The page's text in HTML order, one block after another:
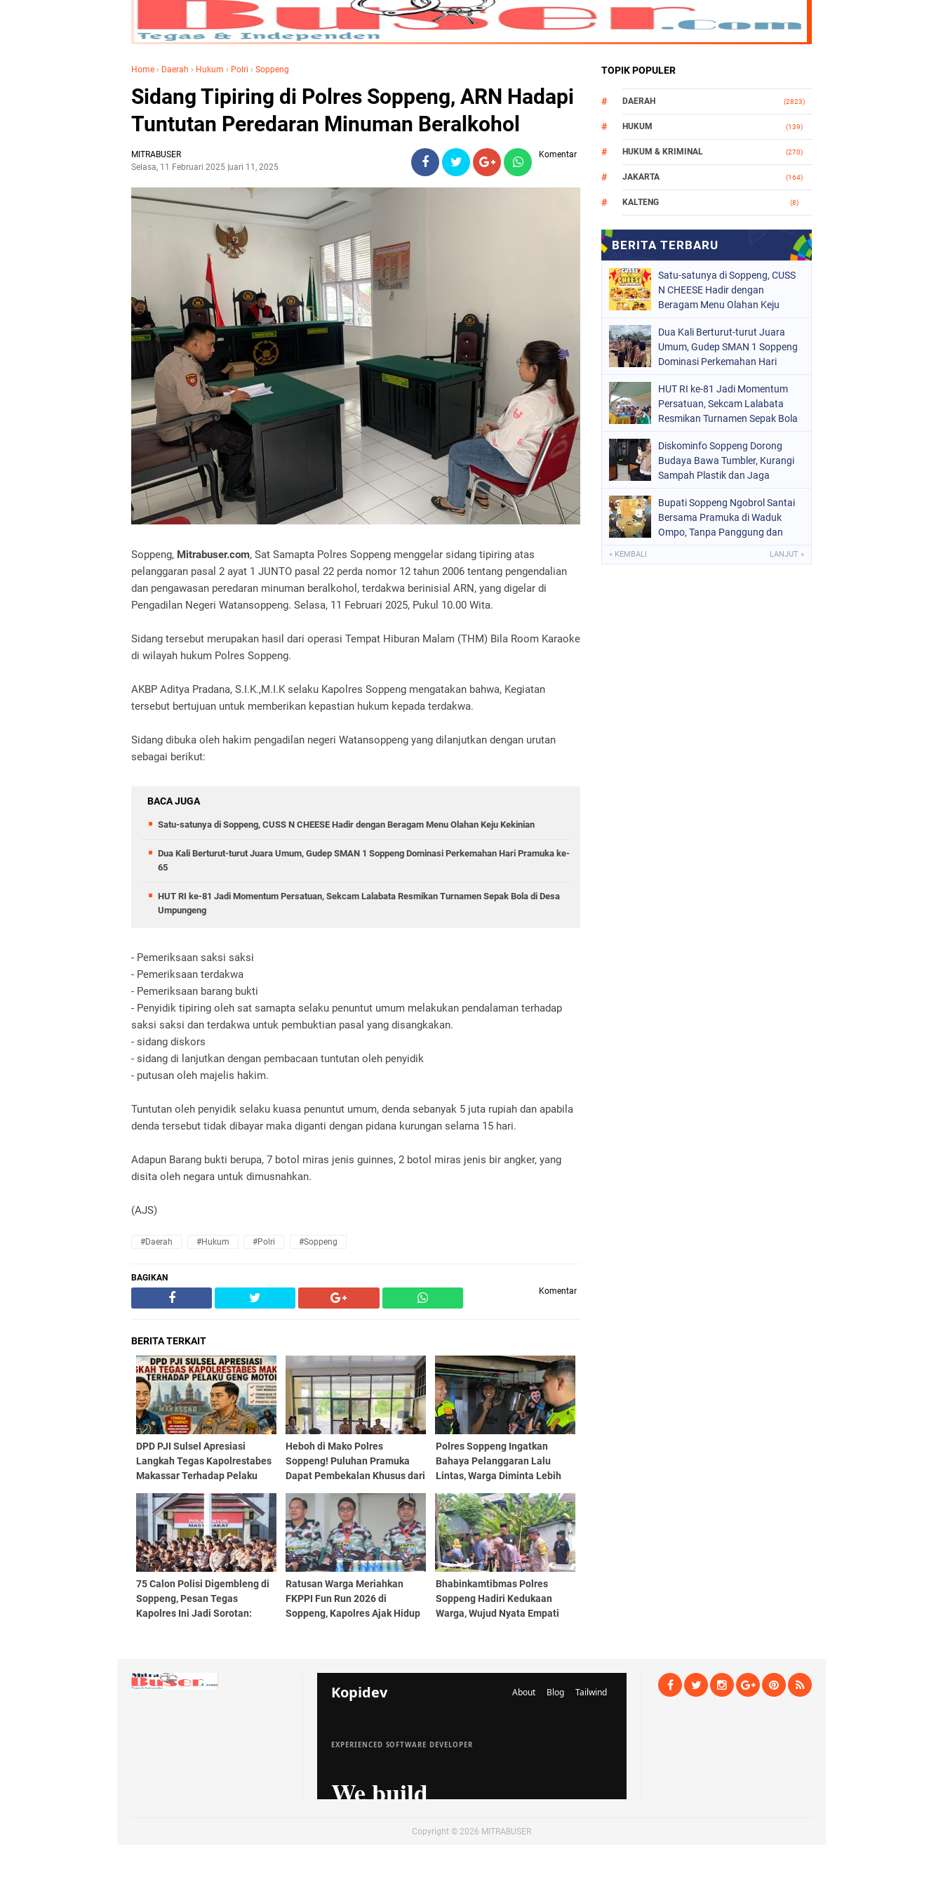
Home › Daerah › Hukum › Polri › Soppeng
Sidang Tipiring di Polres Soppeng, ARN Hadapi
Tuntutan Peredaran Minuman Beralkohol
MITRABUSER
Selasa, 11 Februari 2025Februari 11, 2025
Komentar
Soppeng, Mitrabuser.com, Sat Samapta Polres Soppeng menggelar sidang tipiring atas
pelanggaran pasal 2 ayat 1 JUNTO pasal 22 perda nomor 12 tahun 2006 tentang pengendalian
dan pengawasan peredaran minuman beralkohol, terdakwa berinisial ARN, yang digelar di
Pengadilan Negeri Watansoppeng. Selasa, 11 Februari 2025, Pukul 10.00 Wita.
Sidang tersebut merupakan hasil dari operasi Tempat Hiburan Malam (THM) Bila Room Karaoke
di wilayah hukum Polres Soppeng.
AKBP Aditya Pradana, S.I.K.,M.I.K selaku Kapolres Soppeng mengatakan bahwa, Kegiatan
tersebut bertujuan untuk memberikan kepastian hukum kepada terdakwa.
Sidang dibuka oleh hakim pengadilan negeri Watansoppeng yang dilanjutkan dengan urutan
sebagai berikut:
BACA JUGA
Satu-satunya di Soppeng, CUSS N CHEESE Hadir dengan Beragam Menu Olahan Keju Kekinian
Dua Kali Berturut-turut Juara Umum, Gudep SMAN 1 Soppeng Dominasi Perkemahan Hari Pramuka ke-
65
HUT RI ke-81 Jadi Momentum Persatuan, Sekcam Lalabata Resmikan Turnamen Sepak Bola di Desa
Umpungeng
- Pemeriksaan saksi saksi
- Pemeriksaan terdakwa
- Pemeriksaan barang bukti
- Penyidik tipiring oleh sat samapta selaku penuntut umum melakukan pendalaman terhadap
saksi saksi dan terdakwa untuk pembuktian pasal yang disangkakan.
- sidang diskors
- sidang di lanjutkan dengan pembacaan tuntutan oleh penyidik
- putusan oleh majelis hakim.
Tuntutan oleh penyidik selaku kuasa penuntut umum, denda sebanyak 5 juta rupiah dan apabila
denda tersebut tidak dibayar maka diganti dengan pidana kurungan selama 15 hari.
Adapun Barang bukti berupa, 7 botol miras jenis guinnes, 2 botol miras jenis bir angker, yang
disita oleh negara untuk dimusnahkan.
(AJS)
#Daerah #Hukum #Polri #Soppeng
BAGIKAN
Komentar
BERITA TERKAIT
DPD PJI Sulsel Apresiasi
Langkah Tegas Kapolrestabes
Makassar Terhadap Pelaku
Heboh di Mako Polres
Soppeng! Puluhan Pramuka
Dapat Pembekalan Khusus dari
Polres Soppeng Ingatkan
Bahaya Pelanggaran Lalu
Lintas, Warga Diminta Lebih
75 Calon Polisi Digembleng di
Soppeng, Pesan Tegas
Kapolres Ini Jadi Sorotan:
Ratusan Warga Meriahkan
FKPPI Fun Run 2026 di
Soppeng, Kapolres Ajak Hidup
Bhabinkamtibmas Polres
Soppeng Hadiri Kedukaan
Warga, Wujud Nyata Empati
TOPIK POPULER
DAERAH (2823)
HUKUM (139)
HUKUM & KRIMINAL (270)
JAKARTA (164)
KALTENG (8)
MAKASSAR
(965)
ORGANISASI (212)
PERISTIWA
POLITIK
POLRI (1523)
SULSEL
Satu-satunya di Soppeng, CUSS
N CHEESE Hadir dengan
Beragam Menu Olahan Keju
Dua Kali Berturut-turut Juara
Umum, Gudep SMAN 1 Soppeng
Dominasi Perkemahan Hari
HUT RI ke-81 Jadi Momentum
Persatuan, Sekcam Lalabata
Resmikan Turnamen Sepak Bola
Diskominfo Soppeng Dorong
Budaya Bawa Tumbler, Kurangi
Sampah Plastik dan Jaga
Bupati Soppeng Ngobrol Santai
Bersama Pramuka di Waduk
Ompo, Tanpa Panggung dan
« KEMBALI LANJUT »
Copyright © 2026 MITRABUSER